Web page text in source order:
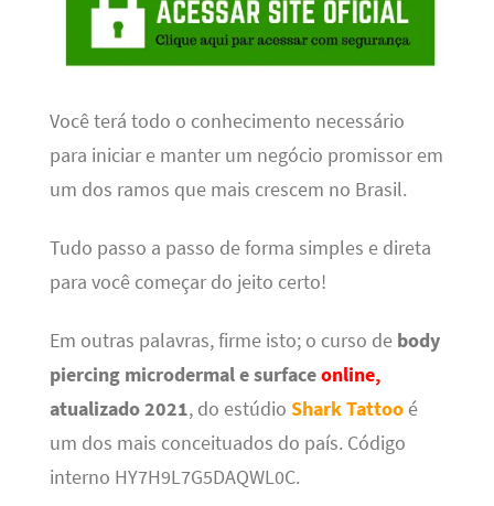
Você terá todo o conhecimento necessário
para iniciar e manter um negócio promissor em
um dos ramos que mais crescem no Brasil.
Tudo passo a passo de forma simples e direta
para você começar do jeito certo!
Em outras palavras, firme isto; o curso de body
piercing microdermal e surfaceonline,
atualizado 2021, do estúdio Shark Tattooé
um dos mais conceituados do país. Código
interno HY7H9L7G5DAQWL0C.